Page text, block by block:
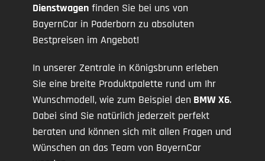
Dienstwagen finden Sie bei uns von
BayernCar in Paderborn zu absoluten
Bestpreisen im Angebot!
In unserer Zentrale in Königsbrunn erleben
Sie eine breite Produktpalette rund um Ihr
Wunschmodell, wie zum Beispiel den BMW X6.
Dabei sind Sie natürlich jederzeit perfekt
beraten und können sich mit allen Fragen und
Wünschen an das Team von BayernCar